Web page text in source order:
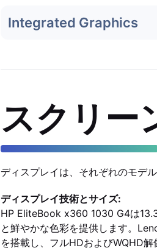
Integrated Graphics
スクリー
ディスプレイは、それぞれのモデ
ディスプレイ技術とサイズ:
HP EliteBook x360 1030 G4は
と鮮やかな色彩を提供します。
を搭載し、フルHDおよびWQHD解